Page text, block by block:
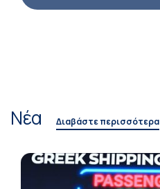
Νέα Διαβάστε περισσότερα